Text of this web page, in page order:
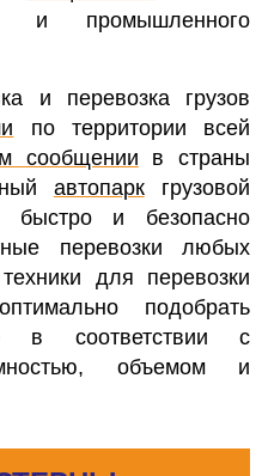
и промышленного
и перевозка грузов
по территории всей
сообщении в страны
автопаркгрузовой
быстро и безопасно
перевозки любых
для перевозки
подобрать
в соответствии с
объемом и